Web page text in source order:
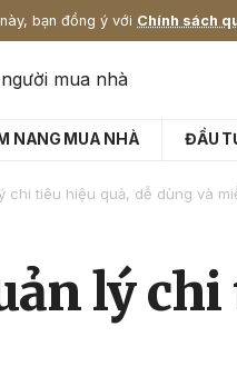
bạn đồng ý với Chính sách
NANG MUA NHÀ ĐẦU
chi tiêu hiệu quả, dễ dùng và
lý